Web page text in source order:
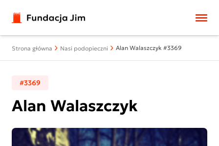
Strona główna Nasi podopieczni Alan Walaszczyk #3369
#3369
Alan Walaszczyk